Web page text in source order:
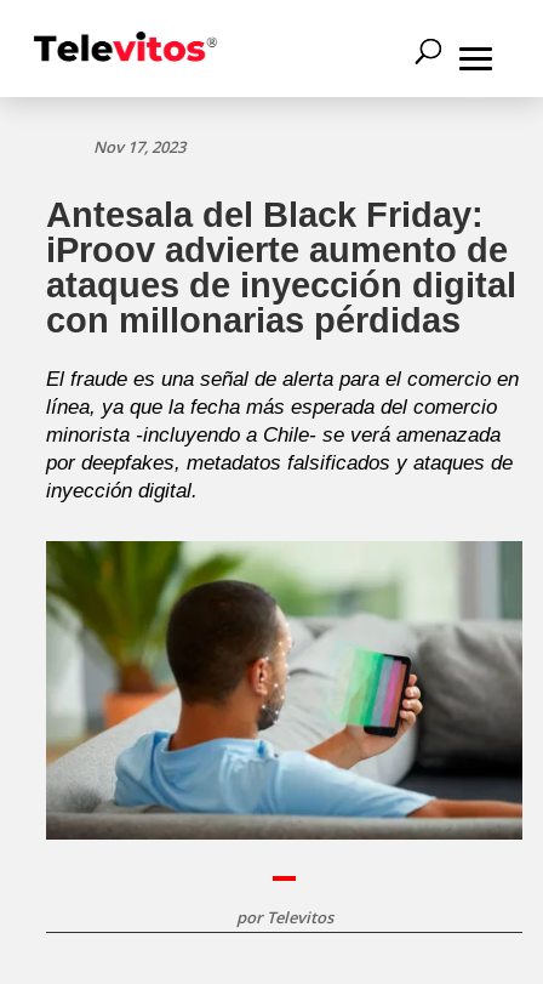
Nov 17, 2023
Antesala del Black Friday:
iProov advierte aumento de
ataques de inyección digital
con millonarias pérdidas
El fraude es una señal de alerta para el comercio en
línea, ya que la fecha más esperada del comercio
minorista -incluyendo a Chile- se verá amenazada
por deepfakes, metadatos falsificados y ataques de
inyección digital.
por Televitos